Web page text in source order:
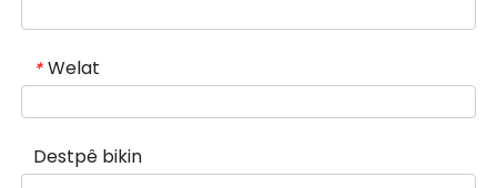
* Welat
Destpê bikin